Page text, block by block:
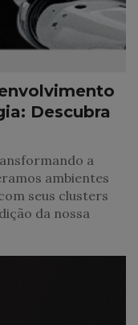
Descubra
a
ambientes
seus clusters
da nossa